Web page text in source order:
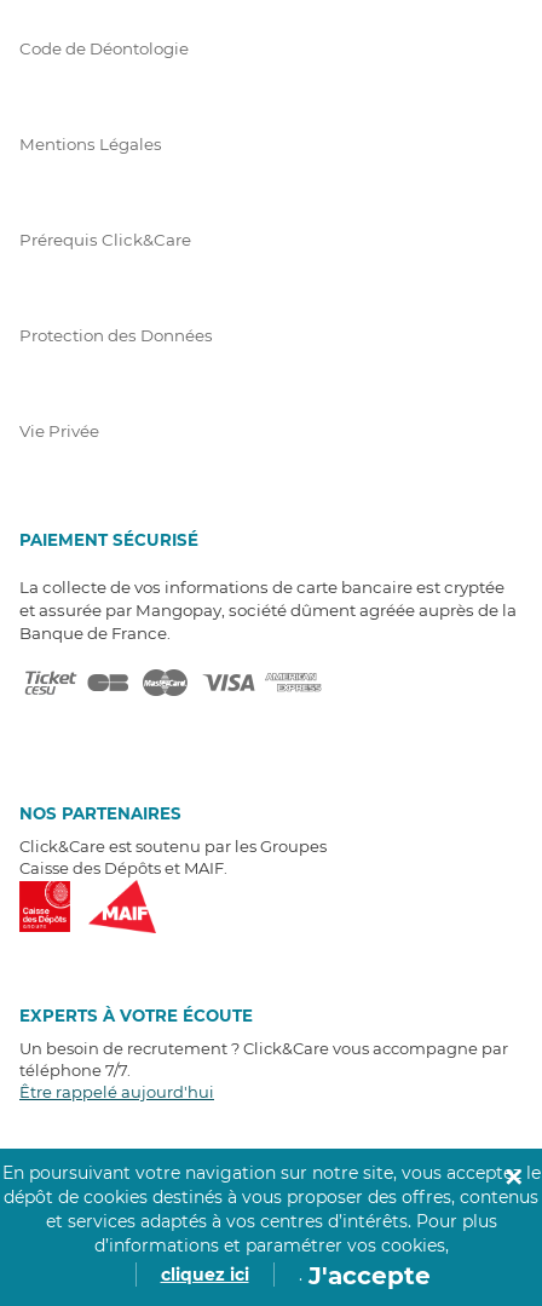
Code de Déontologie
Mentions Légales
Prérequis Click&Care
Protection des Données
Vie Privée
PAIEMENT SÉCURISÉ
La collecte de vos informations de carte bancaire est cryptée
et assurée par Mangopay, société dûment agréée auprès de la
Banque de France.
NOS PARTENAIRES
Click&Care est soutenu par les Groupes
Caisse des Dépôts et MAIF.
EXPERTS À VOTRE ÉCOUTE
Un besoin de recrutement ? Click&Care vous accompagne par
téléphone 7/7
Être rappelé aujourd'hui
4,6 /5
Avis clients
récoltés sur
Google
En poursuivant votre navigation sur notre site, vous acceptez le
dépôt de cookies destinés à vous proposer des offres, contenus
et services adaptés à vos centres d’intérêts. Pour plus
d’informations et paramétrer vos cookies,
cliquez ici
. J'accepte
✕